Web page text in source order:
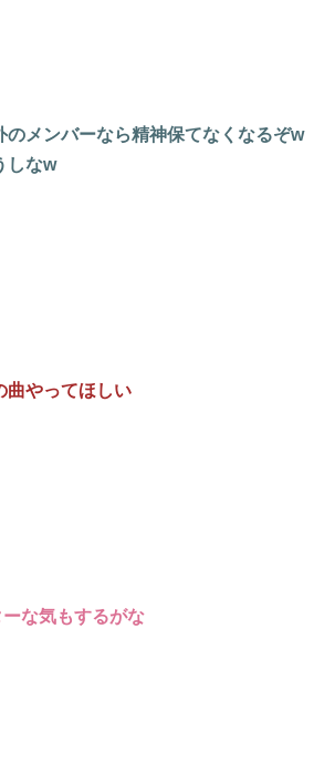
メンバーなら精神保てなくなるぞw
しなw
曲やってほしい
な気もするがな